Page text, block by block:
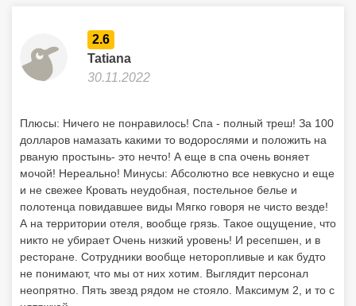
2.6
Tatiana
30.11.2022
Плюсы: Ничего не понравилось! Спа - полный треш! За 100
долларов намазать какими то водорослями и положить на
рваную простынь- это нечто! А еще в спа очень воняет
мочой! Нереально! Минусы: Абсолютно все невкусно и еще
и не свежее Кровать неудобная, постельное белье и
полотенца повидавшее виды Мягко говоря не чисто везде!
А на территории отеля, вообще грязь. Такое ощущение, что
никто не убирает Очень низкий уровень! И ресепшен, и в
ресторане. Сотрудники вообще неторопливые и как будто
не понимают, что мы от них хотим. Выглядит персонал
неопрятно. Пять звезд рядом не стояло. Максимум 2, и то с